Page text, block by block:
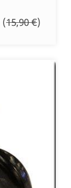
(15,90 €)